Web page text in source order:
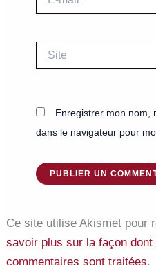
mail*
Site
Enregistrer mon nom,
dans le navigateur pour
Ce site utilise Akismet pour
savoir plus sur la façon
commentaires sont traitées.